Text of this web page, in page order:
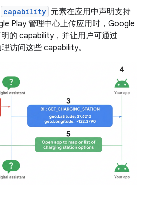
capability 元素在应用中声明支持
Play 管理中心上传应用时，Google
的 capability，并让用户可通过
访问这些 capability。